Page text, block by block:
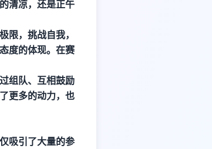
清凉，还是正午
限，挑战自我，
度的体现。在赛
组队、互相鼓励
更多的动力，也
吸引了大量的参